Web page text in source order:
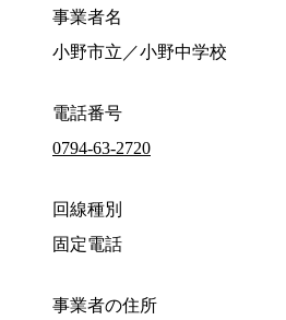
事業者名
小野市立／小野中学校
電話番号
0794-63-2720
回線種別
固定電話
事業者の住所